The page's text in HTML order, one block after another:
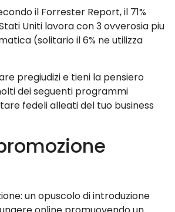
il Forrester Report, il 71%
Uniti lavora con 3 ovverosia piu
(solitario il 6% ne utilizza
pregiudizi e tieni la pensiero
dei seguenti programmi
fedeli alleati del tuo business
un opuscolo di introduzione